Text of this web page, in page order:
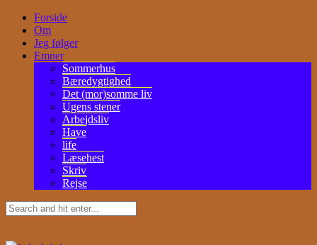
Forside
Om
Jeg følger
Emner
Sommerhus
Bæredygtighed
Det (mor)somme liv
Ugens stener
Arbejdsliv
Have
life
Læsehest
Skriv
Rejse